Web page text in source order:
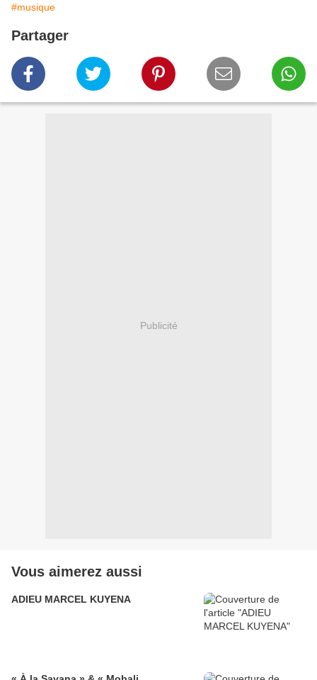
#musique
Partager
Publicité
Vous aimerez aussi
ADIEU MARCEL KUYENA